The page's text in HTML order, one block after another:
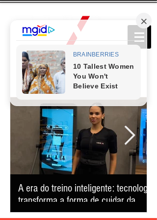
A era do treino inteligente: tecnologia
transforma a forma de cuidar da
saúde e reduz o tempo na academia